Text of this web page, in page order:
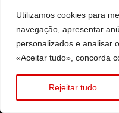
Utilizamos cookies para
navegação, apresentar
personalizados e analisar
«Aceitar tudo», concorda
Rejeitar tudo